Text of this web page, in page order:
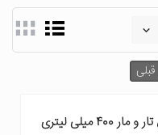
قبلی
میلی لیتری